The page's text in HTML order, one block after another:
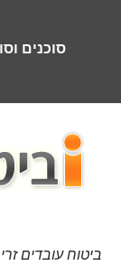
סוכנים
ביטוח עובדים